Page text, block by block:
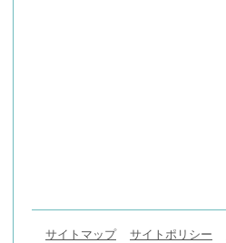
サイトマップ サイトポリシー